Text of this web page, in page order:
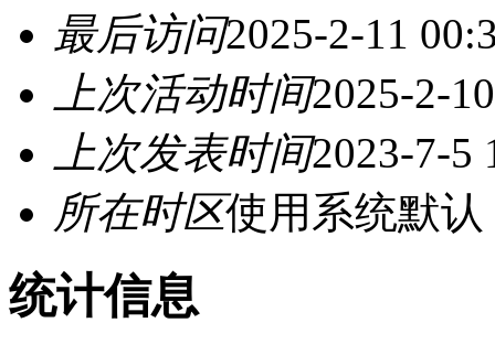
最后访问2025-2-11
上次活动时间2025-2-
上次发表时间2023-7-5
所在时区使用系统默认
统计信息